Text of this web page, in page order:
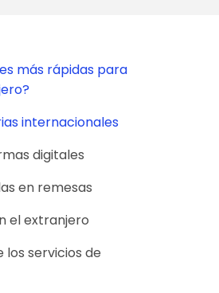
más rápidas para
internacionales
digitales
en remesas
el extranjero
servicios de